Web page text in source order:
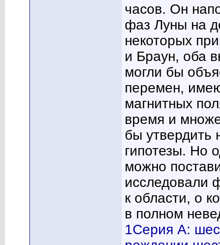
часов. Он
фаз Луны на
некоторых
и Браун, оба
могли бы
перемен,
магнитных
время и
бы утвердить
гипотезы. Но
можно
исследовали
к области, о
в полном
1Серия А: